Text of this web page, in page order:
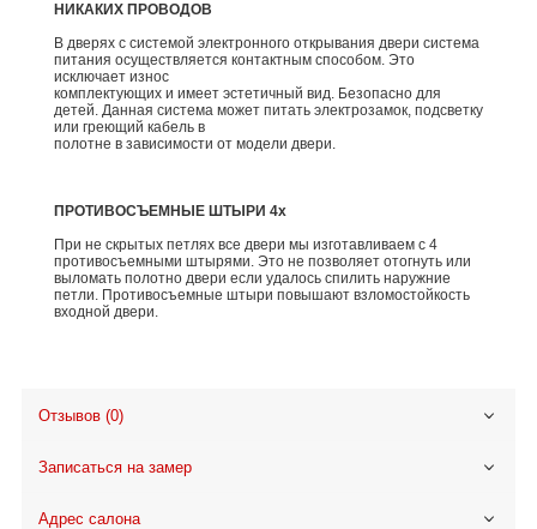
НИКАКИХ ПРОВОДОВ
В дверях с системой электронного открывания двери система
питания осуществляется контактным способом. Это
исключает износ
комплектующих и имеет эстетичный вид. Безопасно для
детей. Данная система может питать электрозамок, подсветку
или греющий кабель в
полотне в зависимости от модели двери.
ПРОТИВОСЪЕМНЫЕ ШТЫРИ 4х
При не скрытых петлях все двери мы изготавливаем с 4
противосъемными штырями. Это не позволяет отогнуть или
выломать полотно двери если удалось спилить наружние
петли. Противосъемные штыри повышают взломостойкость
входной двери.
Отзывов (0)
Записаться на замер
Адрес салона